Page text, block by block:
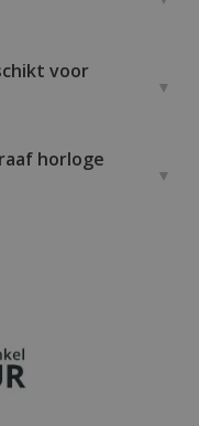
voor
horloge